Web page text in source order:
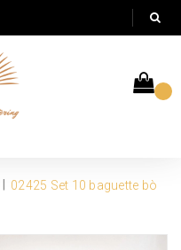
02425 Set 10 baguette bò